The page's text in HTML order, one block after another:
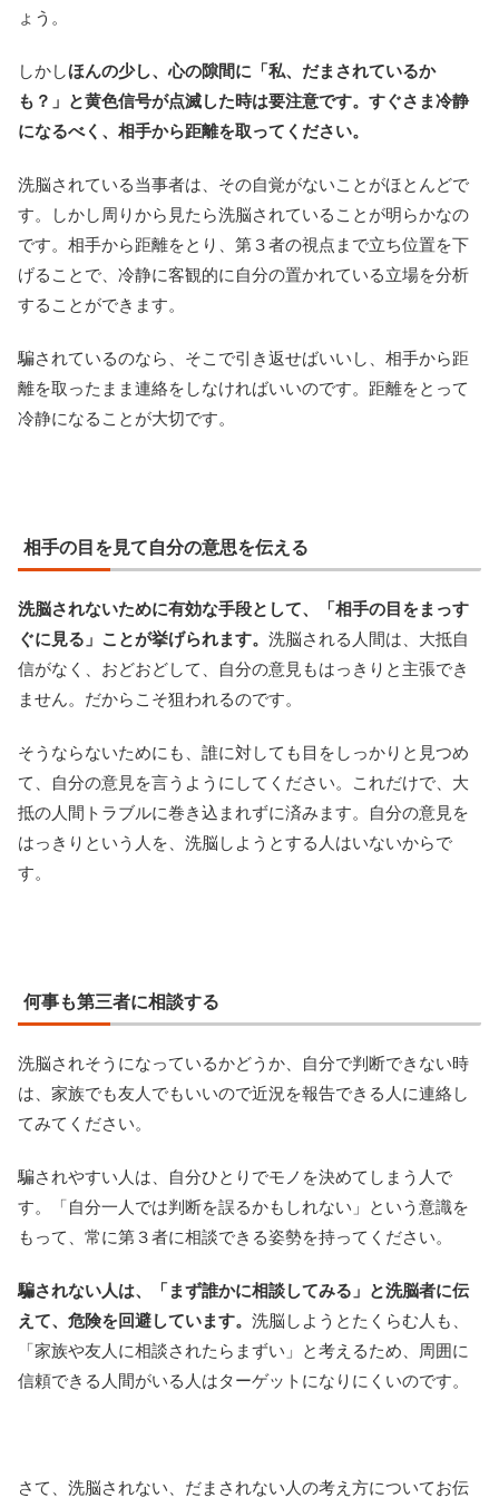
ょう。
しかしほんの少し、心の隙間に「私、だまされているか
も？」と黄色信号が点滅した時は要注意です。すぐさま冷静
になるべく、相手から距離を取ってください。
洗脳されている当事者は、その自覚がないことがほとんどで
す。しかし周りから見たら洗脳されていることが明らかなの
です。相手から距離をとり、第３者の視点まで立ち位置を下
げることで、冷静に客観的に自分の置かれている立場を分析
することができます。
騙されているのなら、そこで引き返せばいいし、相手から距
離を取ったまま連絡をしなければいいのです。距離をとって
冷静になることが大切です。
相手の目を見て自分の意思を伝える
洗脳されないために有効な手段として、「相手の目をまっす
ぐに見る」ことが挙げられます。 洗脳される人間は、大抵自
信がなく、おどおどして、自分の意見もはっきりと主張でき
ません。だからこそ狙われるのです。
そうならないためにも、誰に対しても目をしっかりと見つめ
て、自分の意見を言うようにしてください。これだけで、大
抵の人間トラブルに巻き込まれずに済みます。自分の意見を
はっきりという人を、洗脳しようとする人はいないからで
す。
何事も第三者に相談する
洗脳されそうになっているかどうか、自分で判断できない時
は、家族でも友人でもいいので近況を報告できる人に連絡し
てみてください。
騙されやすい人は、自分ひとりでモノを決めてしまう人で
す。「自分一人では判断を誤るかもしれない」という意識を
もって、常に第３者に相談できる姿勢を持ってください。
騙されない人は、「まず誰かに相談してみる」と洗脳者に伝
えて、危険を回避しています。 洗脳しようとたくらむ人も、
「家族や友人に相談されたらまずい」と考えるため、周囲に
信頼できる人間がいる人はターゲットになりにくいのです。
さて、洗脳されない、だまされない人の考え方についてお伝